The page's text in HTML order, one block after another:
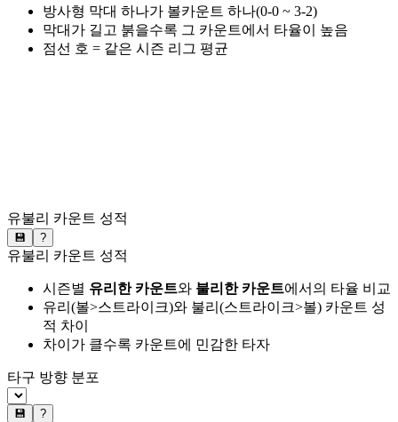
방사형 막대 하나가 볼카운트 하나(0-0 ~ 3-2)
막대가 길고 붉을수록 그 카운트에서 타율이 높음
점선 호 = 같은 시즌 리그 평균
유불리 카운트 성적
💾 ?
유불리 카운트 성적
시즌별 유리한 카운트와 불리한 카운트에서의 타율 비교
유리(볼>스트라이크)와 불리(스트라이크>볼) 카운트 성
적 차이
차이가 클수록 카운트에 민감한 타자
타구 방향 분포
💾 ?